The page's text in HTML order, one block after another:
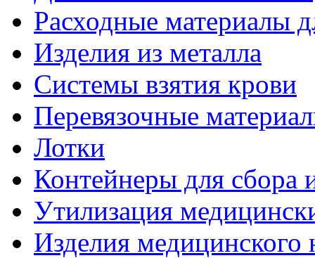
Расходные материалы
Изделия из металла
Системы взятия крови
Перевязочные
Лотки
Контейнеры для сбора
Утилизация
Изделия медицинского